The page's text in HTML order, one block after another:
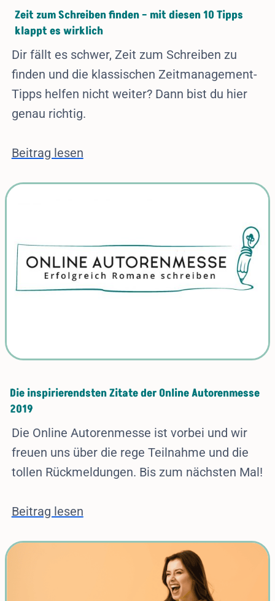
Zeit zum Schreiben finden – mit diesen 10 Tipps
klappt es wirklich
Dir fällt es schwer, Zeit zum Schreiben zu
finden und die klassischen Zeitmanagement-
Tipps helfen nicht weiter? Dann bist du hier
genau richtig.
Beitrag lesen
Die inspirierendsten Zitate der Online Autorenmesse
2019
Die Online Autorenmesse ist vorbei und wir
freuen uns über die rege Teilnahme und die
tollen Rückmeldungen. Bis zum nächsten Mal!
Beitrag lesen